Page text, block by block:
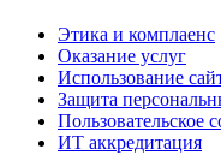
Этика и комплаенс
Оказание услуг
Использование
Защита
Пользовательское
ИТ аккредитация